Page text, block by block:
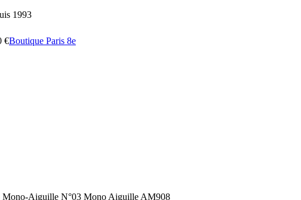
1993
€Boutique Paris 8e
Mono-Aiguille N°03 Mono Aiguille AM908